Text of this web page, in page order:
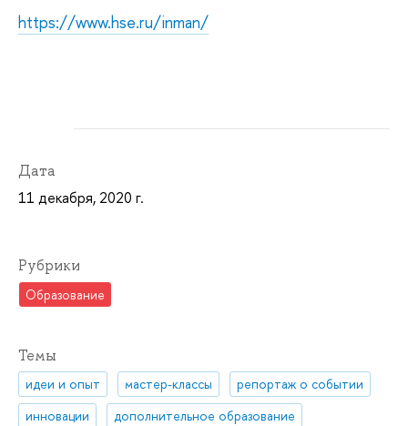
https://www.hse.ru/inman/
Дата
11 декабря, 2020 г.
Рубрики
Образование
Темы
идеи и опыт мастер-классы
репортаж о событии
инновации
дополнительное образование